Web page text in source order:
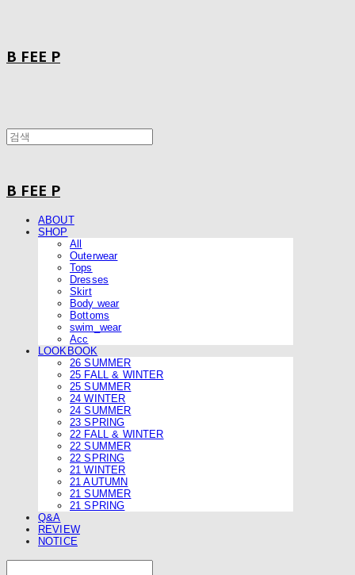
B FEE P
B FEE P
ABOUT
SHOP
All
Outerwear
Tops
Dresses
Skirt
Body wear
Bottoms
swim_wear
Acc
LOOKBOOK
26 SUMMER
25 FALL & WINTER
25 SUMMER
24 WINTER
24 SUMMER
23 SPRING
22 FALL & WINTER
22 SUMMER
22 SPRING
21 WINTER
21 AUTUMN
21 SUMMER
21 SPRING
Q&A
REVIEW
NOTICE